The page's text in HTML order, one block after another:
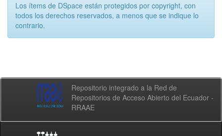
Los ítems de DSpace están protegidos por copyright, con
todos los derechos reservados, a menos que se indique lo
contrario.
Repositorio integrado a la Red de
Repositorios de Acceso Abierto del Ecuador -
RRAAE